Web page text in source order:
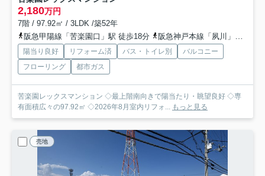
2,180万円
7階 / 97.92㎡ / 3LDK /築52年
阪急甲陽線「苦楽園口」駅 徒歩18分
阪急神戸本線「夙川」駅 徒歩23分
陽当り良好 リフォーム済 バス・トイレ別
バルコニー
フローリング
都市ガス
苦楽園レックスマンション ◇最上階南向きで陽当たり・眺望良好 ◇専
有面積広々の97.92㎡ ◇2026年8月室内リフォ... もっと見る
売地